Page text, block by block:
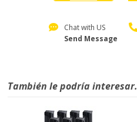
Chat with US
Send Message
También le podría interesar.